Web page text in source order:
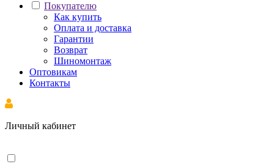
Покупателю
Как купить
Оплата и доставка
Гарантии
Возврат
Шиномонтаж
Оптовикам
Контакты
Личный кабинет